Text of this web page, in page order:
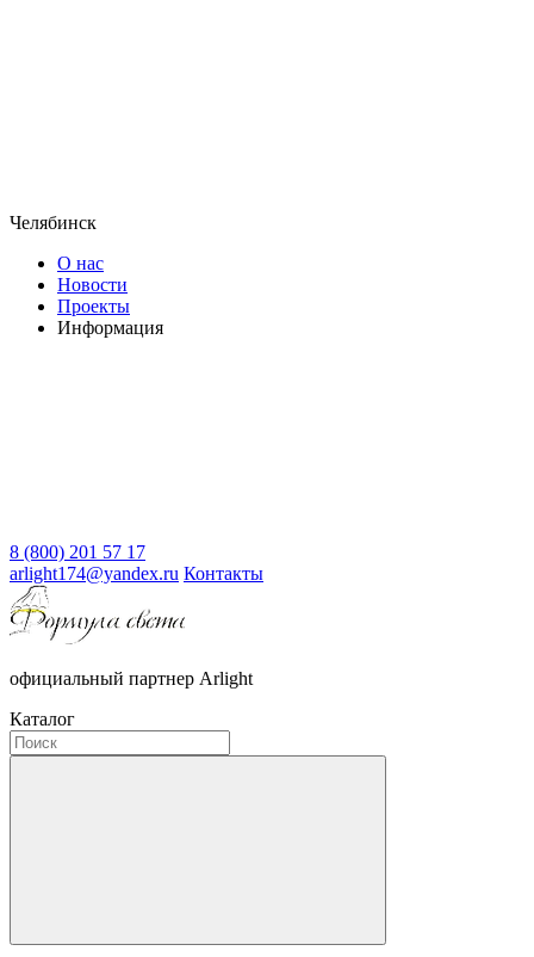
Челябинск
О нас
Новости
Проекты
Информация
8 (800) 201 57 17
arlight174@yandex.ru Контакты
официальный партнер Arlight
Каталог